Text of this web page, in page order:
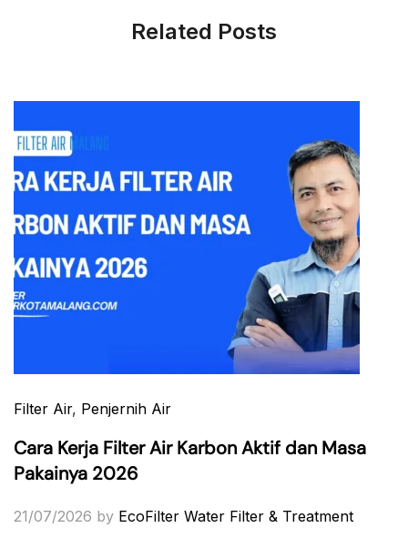
Related Posts
Filter Air, Penjernih Air
Cara Kerja Filter Air Karbon Aktif dan Masa
Pakainya 2026
21/07/2026 by EcoFilter Water Filter & Treatment